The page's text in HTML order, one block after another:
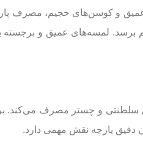
پارچه لازم است و برای مدل ۸ یا ۹ نفره، این مقدار
دقیق پارچه نقش مهمی دارد.